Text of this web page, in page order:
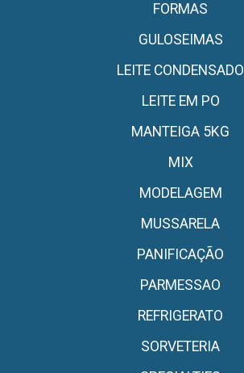
FORMAS
GULOSEIMAS
LEITE CONDENSADO
LEITE EM PO
MANTEIGA 5KG
MIX
MODELAGEM
MUSSARELA
PANIFICAÇÃO
PARMESSAO
REFRIGERATO
SORVETERIA